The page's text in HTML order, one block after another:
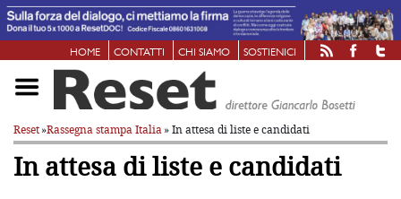
HOME CONTATTI CHI SIAMO SOSTIENICI
Reset»Rassegna stampa Italia» In attesa di liste e candidati
In attesa di liste e candidati